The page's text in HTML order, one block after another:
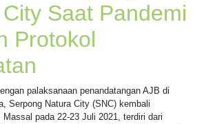
Saat Pandemi
Protokol
palaksanaan penandatangan AJB di
Serpong Natura City (SNC) kembali
Massal pada 22-23 Juli 2021, terdiri dari